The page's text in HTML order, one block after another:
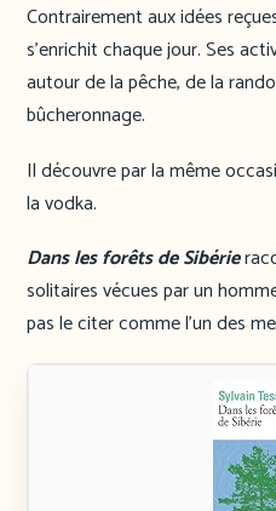
Contrairement aux idées
s’enrichit chaque jour. Ses
autour de la pêche, de la
bûcheronnage.
Il découvre par la même
la vodka.
Dans les forêts de Sibérie
solitaires vécues par un
pas le citer comme l’un des